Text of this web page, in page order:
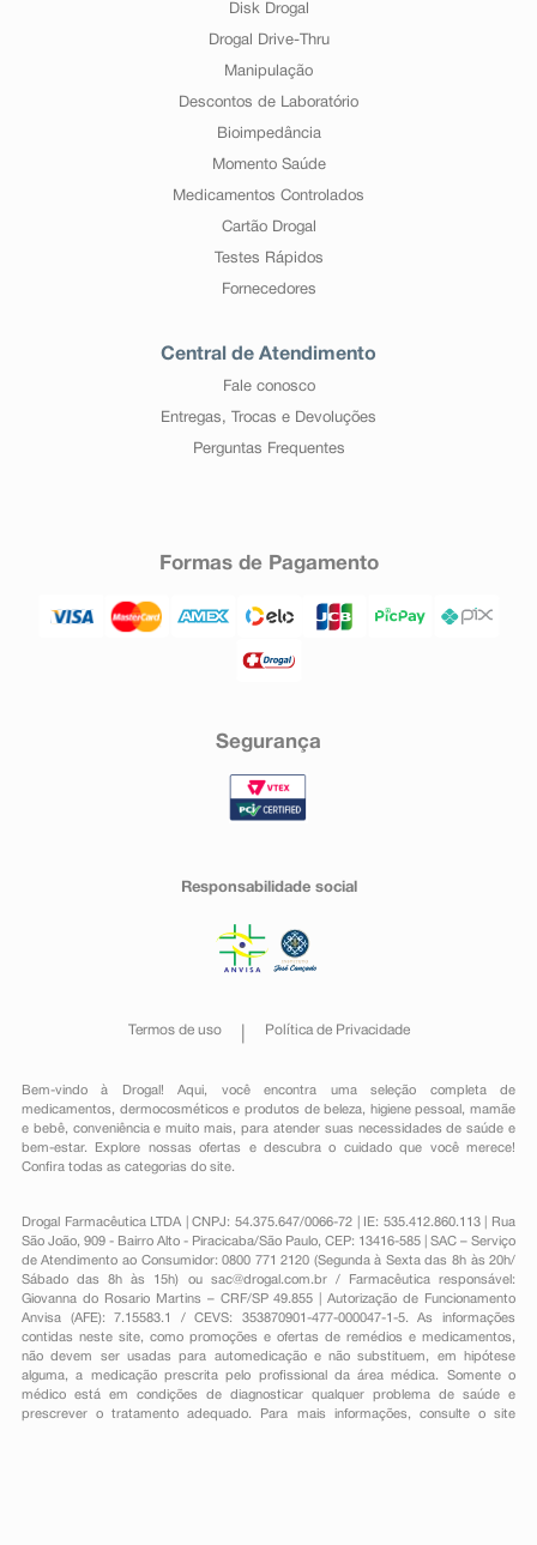
Disk Drogal
Drogal Drive-Thru
Manipulação
Descontos de Laboratório
Bioimpedância
Momento Saúde
Medicamentos Controlados
Cartão Drogal
Testes Rápidos
Fornecedores
Central de Atendimento
Fale conosco
Entregas, Trocas e Devoluções
Perguntas Frequentes
Formas de Pagamento
Segurança
Responsabilidade social
Termos de uso Política de Privacidade
Bem-vindo à Drogal! Aqui, você encontra uma seleção completa de
medicamentos , dermocosméticos e produtos de beleza, higiene pessoal ,mamãe
e bebê, conveniênciae muito mais, para atender suas necessidades de saúde e
bem-estar. Explore nossas ofertas e descubra o cuidado que você merece!
Confira todas as categorias do site.
Drogal Farmacêutica LTDA | CNPJ: 54.375.647/0066-72 | IE: 535.412.860.113 | Rua
São João, 909 - Bairro Alto - Piracicaba/São Paulo, CEP: 13416-585 | SAC – Serviço
de Atendimento ao Consumidor: 0800 771 2120 (Segunda à Sexta das 8h às 20h/
Sábado das 8h às 15h) ou sac@drogal.com.br/ Farmacêutica responsável:
Giovanna do Rosario Martins – CRF/SP 49.855 | Autorização de Funcionamento
Anvisa (AFE): 7.15583.1 / CEVS: 353870901-477-000047-1-5. As informações
contidas neste site, como promoções e ofertas de remédios e medicamentos,
não devem ser usadas para automedicação e não substituem, em hipótese
alguma, a medicação prescrita pelo profissional da área médica. Somente o
médico está em condições de diagnosticar qualquer problema de saúde e
prescrever o tratamento adequado. Para mais informações, consulte o site